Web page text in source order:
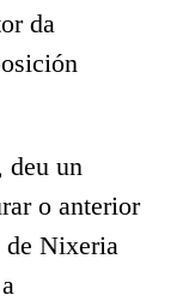
da
deu un
o anterior
de Nixeria